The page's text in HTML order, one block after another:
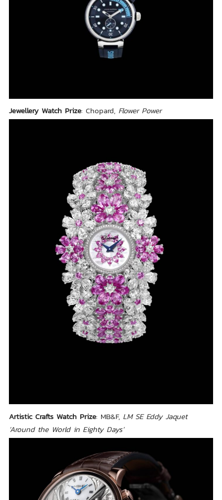
Jewellery Watch Prize: Chopard, Flower Power
Artistic Crafts Watch Prize: MB&F, LM SE Eddy Jaquet
‘Around the World in Eighty Days’